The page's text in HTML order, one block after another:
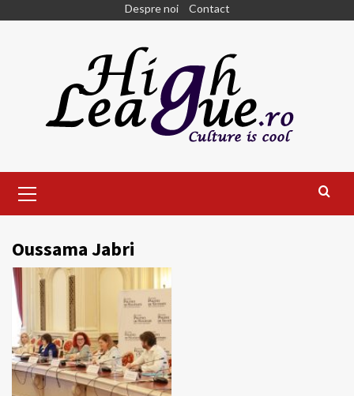
Despre noi Contact
Menu
Oussama Jabri